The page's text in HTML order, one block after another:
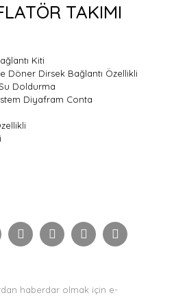
TAKIMI
Kiti
Döner Dirsek Bağlantı Özellikli
Doldurma
Diyafram Conta
Yorum Yaz
teşekkür ederiz.
bilgiler bulunuyor.
bulunuyor.
haberdar olmak için e-